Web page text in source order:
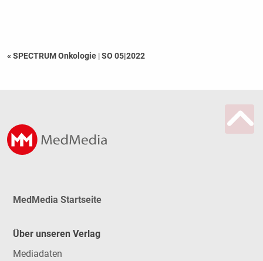
« SPECTRUM Onkologie |SO 05|2022
MedMedia Startseite
Über unseren Verlag
Mediadaten